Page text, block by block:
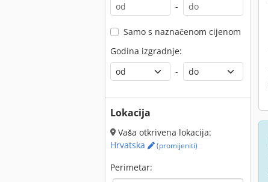
-
Samo s naznačenom cijenom
Godina izgradnje:
-
Lokacija
Vaša otkrivena lokacija:
Hrvatska
(promijeniti)
Perimetar: